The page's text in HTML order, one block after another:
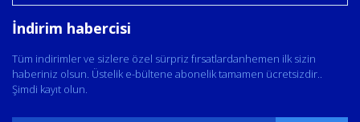
İndirim habercisi
Tüm indirimler ve sizlere özel sürpriz fırsatlardanhemen ilk sizin
haberiniz olsun. Üstelik e-bültene abonelik tamamen ücretsizdir..
Şimdi kayıt olun.